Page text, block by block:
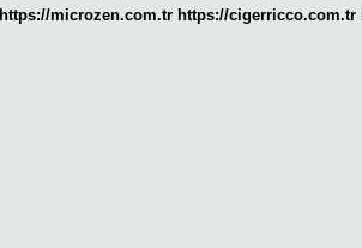
https://microzen.com.tr https://cigerricco.com.tr